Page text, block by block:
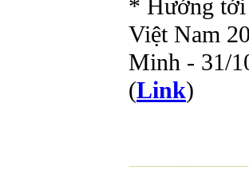
* Hướng
Việt Nam
Minh - 31/
(Link)